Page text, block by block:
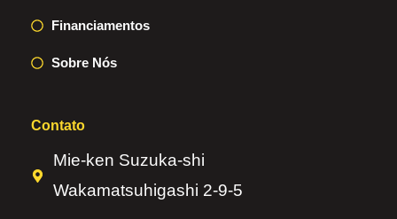
Financiamentos
Sobre Nós
Contato
Mie-ken Suzuka-shi
Wakamatsuhigashi 2-9-5